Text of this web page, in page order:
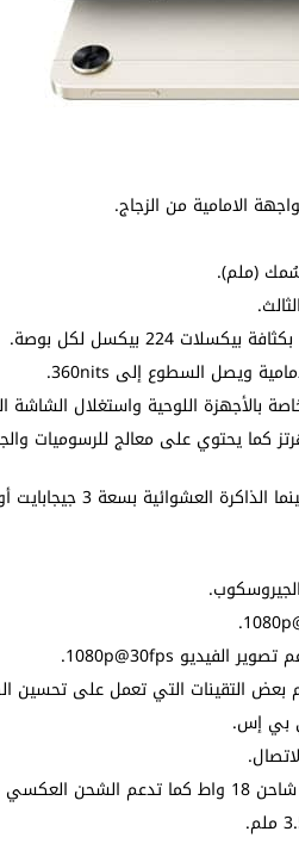
الامامية من الزجاج.
هيليو جي 80 ثماني النواة بتردد يصل إلى 2.0 جيجاهرتز كما يحتوي على
بي إس.